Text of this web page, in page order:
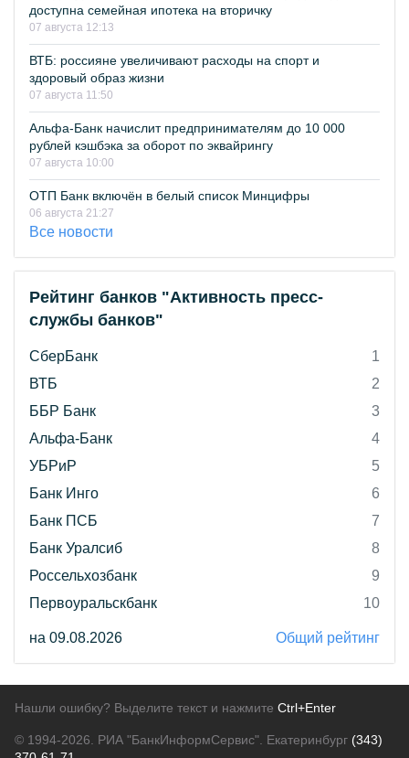
доступна семейная ипотека на вторичку
07 августа 12:13
ВТБ: россияне увеличивают расходы на спорт и
здоровый образ жизни
07 августа 11:50
Альфа-Банк начислит предпринимателям до 10 000
рублей кэшбэка за оборот по эквайрингу
07 августа 10:00
ОТП Банк включён в белый список Минцифры
06 августа 21:27
Все новости
Рейтинг банков "Активность пресс-
службы банков"
СберБанк
1
ВТБ
2
ББР Банк
3
Альфа-Банк
4
УБРиР
5
Банк Инго
6
Банк ПСБ
7
Банк Уралсиб
8
Россельхозбанк
9
Первоуральскбанк
10
на 09.08.2026 Общий рейтинг
Нашли ошибку? Выделите текст и нажмите Ctrl+Enter
© 1994-2026. РИА "БанкИнформСервис". Екатеринбург (343)